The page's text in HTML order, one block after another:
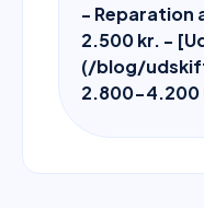
- Reparation
2.500 kr. -
(/blog/
2.800-4.200